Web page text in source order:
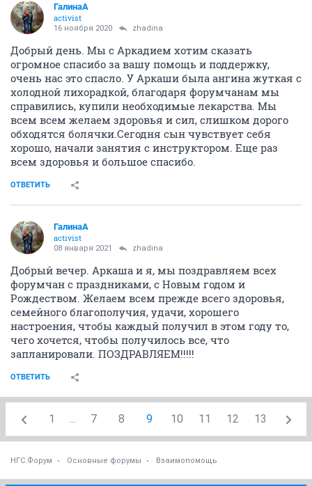
ГалинаА
activist
16 ноября 2020 zhadina
Добрый день. Мы с Аркадием хотим сказать
огромное спасибо за вашу помощь и поддержку,
очень нас это спасло. У Аркаши была ангина жуткая с
холодной лихорадкой, благодаря форумчанам мы
справились, купили необходимые лекарства. Мы
всем всем желаем здоровья и сил, слишком дорого
обходятся болячки.Сегодня сын чувствует себя
хорошо, начали занятия с инструктором. Еще раз
всем здоровья и большое спасибо.
ОТВЕТИТЬ
ГалинаА
activist
08 января 2021 zhadina
Добрый вечер. Аркаша и я, мы поздравляем всех
форумчан с праздниками, с Новым годом и
Рождеством. Желаем всем прежде всего здоровья,
семейного благополучия, удачи, хорошего
настроения, чтобы каждый получил в этом году то,
чего хочется, чтобы получилось все, что
запланировали. ПОЗДРАВЛЯЕМ!!!!!
ОТВЕТИТЬ
1 ... 7 8 9 10 11 12 13
НГС.Форум Основные форумы Взаимопомощь